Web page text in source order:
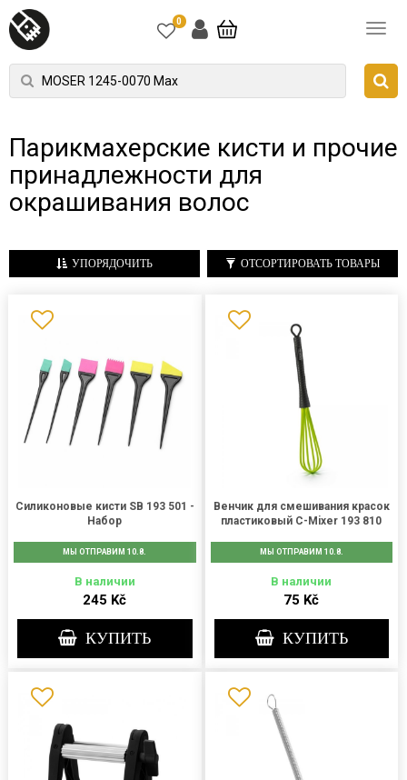
0
Парикмахерские кисти и прочие
принадлежности для
окрашивания волос
Силиконовые кисти SB 193 501 -
Набор
МЫ ОТПРАВИМ 10.8.
В наличии
245 Kč
КУПИТЬ
Венчик для смешивания красок
пластиковый C-Mixer 193 810
МЫ ОТПРАВИМ 10.8.
В наличии
75 Kč
КУПИТЬ
УПОРЯДОЧИТЬ ОТСОРТИРОВАТЬ ТОВАРЫ